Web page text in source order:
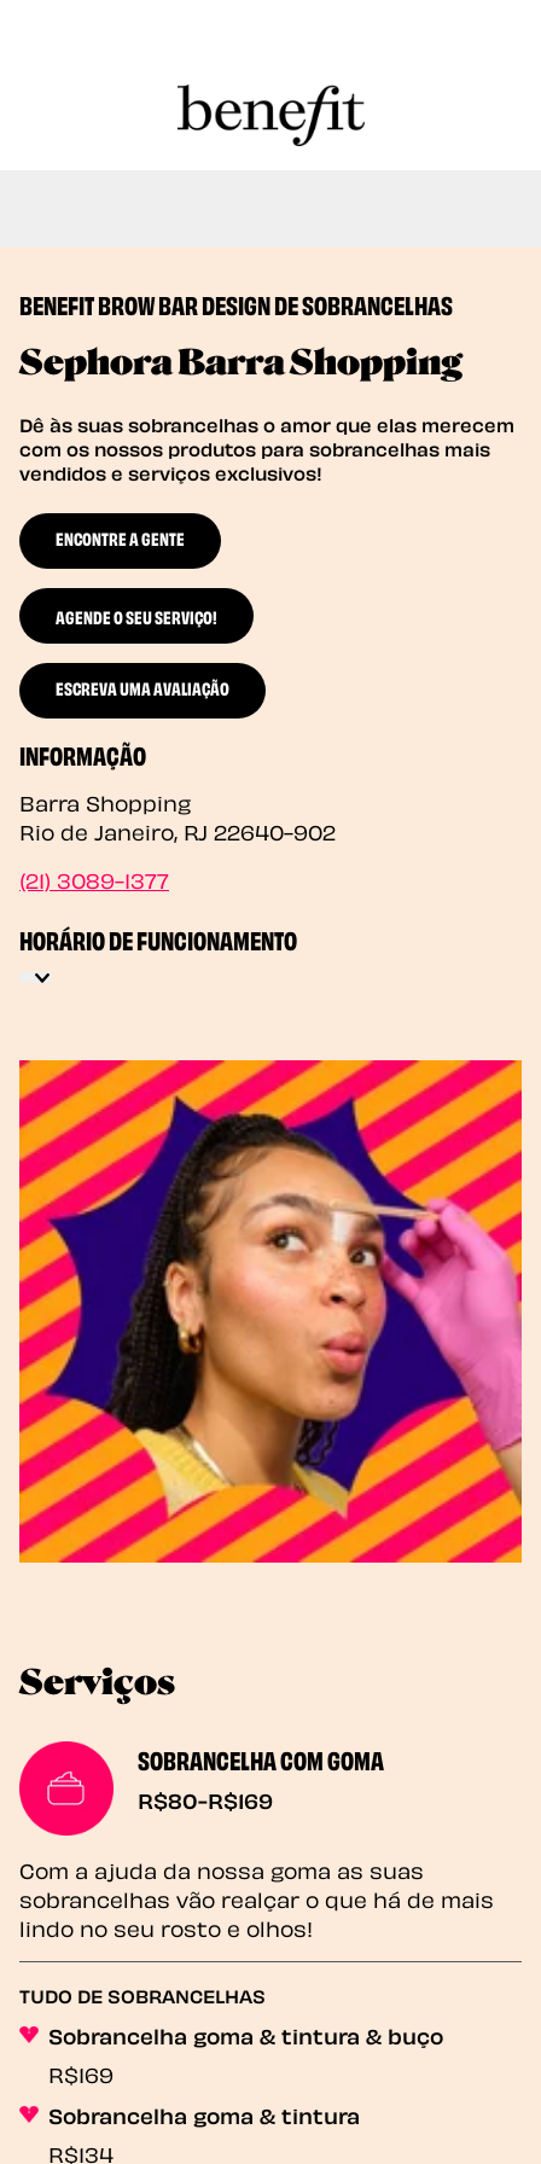
BENEFIT BROW BAR DESIGN DE SOBRANCELHAS
Sephora Barra Shopping
Dê às suas sobrancelhas o amor que elas merecem
com os nossos produtos para sobrancelhas mais
vendidos e serviços exclusivos!
ENCONTRE A GENTE
AGENDE O SEU SERVIÇO!
ESCREVA UMA AVALIAÇÃO
INFORMAÇÃO
Barra Shopping
Rio de Janeiro, RJ 22640-902
(21) 3089-1377
HORÁRIO DE FUNCIONAMENTO
Serviços
SOBRANCELHA COM GOMA
R$80-R$169
Com a ajuda da nossa goma as suas
sobrancelhas vão realçar o que há de mais
lindo no seu rosto e olhos!
TUDO DE SOBRANCELHAS
Sobrancelha goma & tintura & buço
R$169
Sobrancelha goma & tintura
R$134